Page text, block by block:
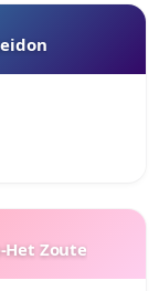
Het Zoute